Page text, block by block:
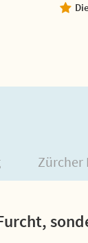
Zürcher